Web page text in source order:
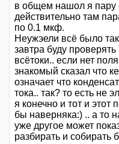
в общем нашол я пару
действительно там
по 0.1 мкф.
Неужэели всё было
завтра буду
всётоки.. если нет
знакомый сказал что
означает что
тока.. так? то есть не
я конечно и тот и этот
бы наверняка:) .. а то
уже другое может
разбирать и собирать